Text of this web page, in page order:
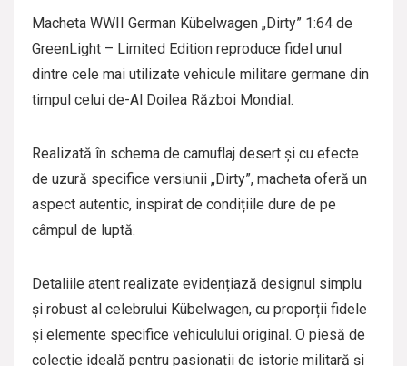
Macheta WWII German Kübelwagen „Dirty” 1:64 de
GreenLight – Limited Edition reproduce fidel unul
dintre cele mai utilizate vehicule militare germane din
timpul celui de-Al Doilea Război Mondial.
Realizată în schema de camuflaj desert și cu efecte
de uzură specifice versiunii „Dirty”, macheta oferă un
aspect autentic, inspirat de condițiile dure de pe
câmpul de luptă.
Detaliile atent realizate evidențiază designul simplu
și robust al celebrului Kübelwagen, cu proporții fidele
și elemente specifice vehiculului original. O piesă de
colecție ideală pentru pasionații de istorie militară și